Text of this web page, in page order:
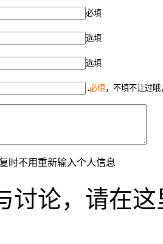
必填
选填
选填
必填，不填不让过
时不用重新输入个人信息
论，请在这